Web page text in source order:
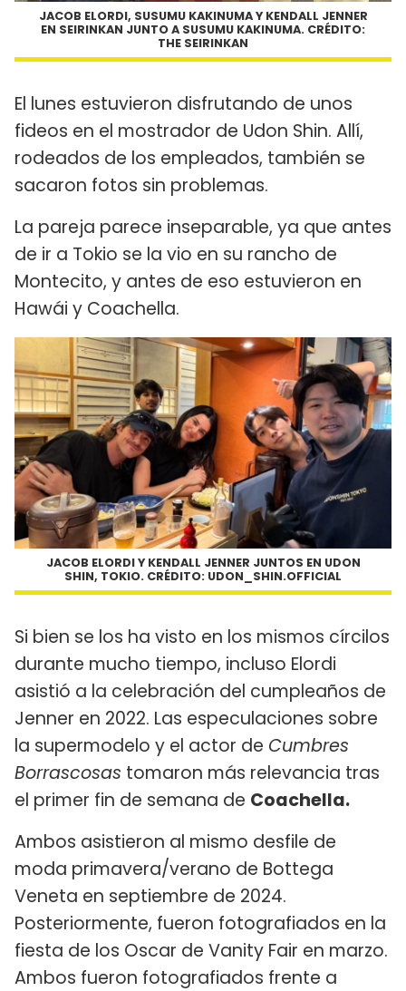
JACOB ELORDI, SUSUMU KAKINUMA Y KENDALL JENNER
EN SEIRINKAN JUNTO A SUSUMU KAKINUMA. CRÉDITO:
THE SEIRINKAN
El lunes estuvieron disfrutando de unos
fideos en el mostrador de Udon Shin. Allí,
rodeados de los empleados, también se
sacaron fotos sin problemas.
La pareja parece inseparable, ya que antes
de ir a Tokio se la vio en su rancho de
Montecito, y antes de eso estuvieron en
Hawái y Coachella.
JACOB ELORDI Y KENDALL JENNER JUNTOS EN UDON
SHIN, TOKIO. CRÉDITO: UDON_SHIN.OFFICIAL
Si bien se los ha visto en los mismos círcilos
durante mucho tiempo, incluso Elordi
asistió a la celebración del cumpleaños de
Jenner en 2022. Las especulaciones sobre
la supermodelo y el actor de Cumbres
Borrascosas tomaron más relevancia tras
el primer fin de semana de Coachella.
Ambos asistieron al mismo desfile de
moda primavera/verano de Bottega
Veneta en septiembre de 2024.
Posteriormente, fueron fotografiados en la
fiesta de los Oscar de Vanity Fair en marzo.
Ambos fueron fotografiados frente a